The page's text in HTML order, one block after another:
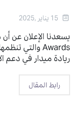
يسعدنا الإعلان عن
Awards والتي
ريادة ميدار في دعم
رابط المقال